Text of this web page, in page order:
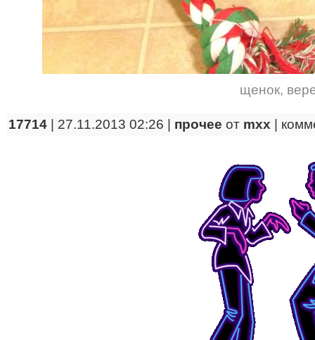
щенок,
17714 | 27.11.2013 02:26 | прочее от mxx